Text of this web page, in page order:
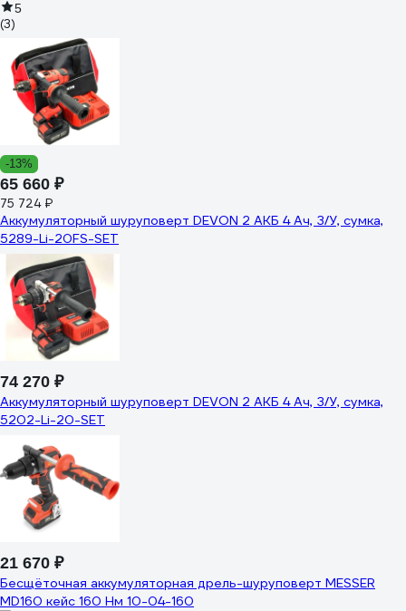
5
(3)
-13%
65 660 ₽
75 724 ₽
Аккумуляторный шуруповерт DEVON 2 АКБ 4 Ач, З/У, сумка,
5289-Li-20FS-SET
74 270 ₽
Аккумуляторный шуруповерт DEVON 2 АКБ 4 Ач, З/У, сумка,
5202-Li-20-SET
21 670 ₽
Бесщёточная аккумуляторная дрель-шуруповерт MESSER
MD160 кейс 160 Нм 10-04-160